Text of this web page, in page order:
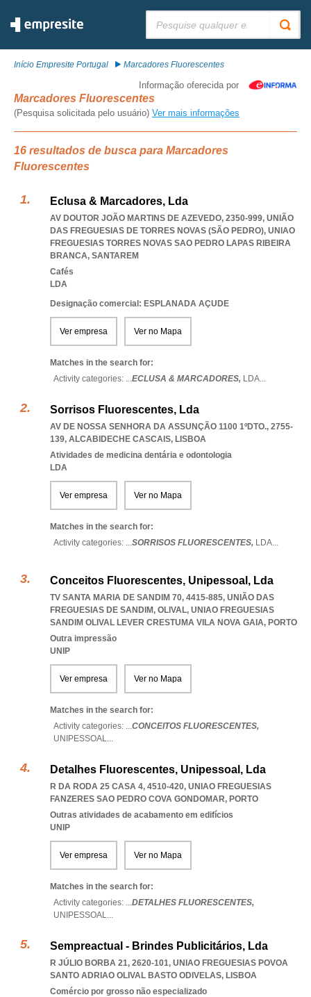
Início Empresite Portugal Marcadores Fluorescentes
Informação oferecida por
Marcadores Fluorescentes
(Pesquisa solicitada pelo usuário) Ver mais informações
16 resultados de busca para Marcadores
Fluorescentes
Eclusa & Marcadores, Lda
AV DOUTOR JOÃO MARTINS DE AZEVEDO, 2350-999, UNIÃO
DAS FREGUESIAS DE TORRES NOVAS (SÃO PEDRO), UNIAO
FREGUESIAS TORRES NOVAS SAO PEDRO LAPAS RIBEIRA
BRANCA, SANTAREM
Cafés
LDA
Designação comercial: ESPLANADA AÇUDE
Ver empresa Ver no Mapa
Matches in the search for:
Activity categories: ...ECLUSA & MARCADORES, LDA...
Sorrisos Fluorescentes, Lda
AV DE NOSSA SENHORA DA ASSUNÇÃO 1100 1ºDTO., 2755-
139, ALCABIDECHE CASCAIS, LISBOA
Atividades de medicina dentária e odontologia
LDA
Ver empresa Ver no Mapa
Matches in the search for:
Activity categories: ...SORRISOS FLUORESCENTES, LDA...
Conceitos Fluorescentes, Unipessoal, Lda
TV SANTA MARIA DE SANDIM 70, 4415-885, UNIÃO DAS
FREGUESIAS DE SANDIM, OLIVAL, UNIAO FREGUESIAS
SANDIM OLIVAL LEVER CRESTUMA VILA NOVA GAIA, PORTO
Outra impressão
UNIP
Ver empresa Ver no Mapa
Matches in the search for:
Activity categories: ...CONCEITOS FLUORESCENTES,
UNIPESSOAL...
Detalhes Fluorescentes, Unipessoal, Lda
R DA RODA 25 CASA 4, 4510-420, UNIAO FREGUESIAS
FANZERES SAO PEDRO COVA GONDOMAR, PORTO
Outras atividades de acabamento em edifícios
UNIP
Ver empresa Ver no Mapa
Matches in the search for:
Activity categories: ...DETALHES FLUORESCENTES,
UNIPESSOAL...
Sempreactual - Brindes Publicitários, Lda
R JÚLIO BORBA 21, 2620-101, UNIAO FREGUESIAS POVOA
SANTO ADRIAO OLIVAL BASTO ODIVELAS, LISBOA
Comércio por grosso não especializado